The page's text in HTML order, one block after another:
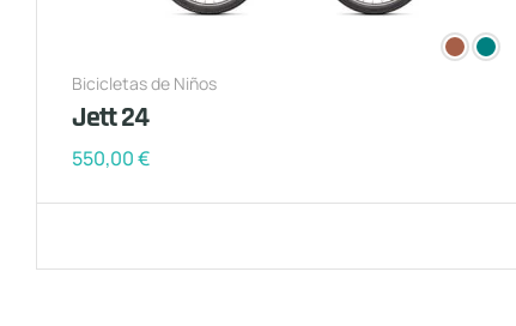
Bicicletas de Niños
Jett 24
550,00€